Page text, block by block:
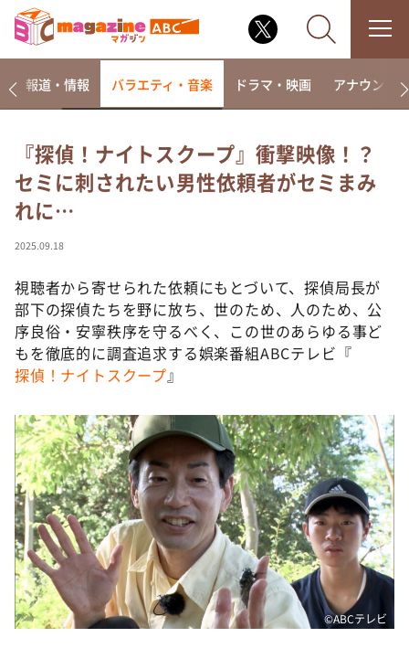
なるみ・岡村の過ぎるTV
相席食堂
これ余談なんですけど・・・
て真剣です
探偵！ナイトスクープ
news おかえり
河合＆A.B.C-Z塚田×福井アナ「なんでやねん！？」
（news おかえり）
DAIGOも台所 ～きょうの献立 何にする？～
本日はダイアンなり！シーズン２
朝だ！生です旅サラダ
教えて！ニュースライブ 正義のミカタ
ＬＩＦＥ～夢のカタチ～
新婚さんいらっしゃい！
ポツンと一軒家
報道・情報 バラエティ・音楽 ドラマ・映画 アナウンサー
『探偵！ナイトスクープ』衝撃映像！？
セミに刺されたい男性依頼者がセミまみ
れに…
2025.09.18
視聴者から寄せられた依頼にもとづいて、探偵局長が
部下の探偵たちを野に放ち、世のため、人のため、公
序良俗・安寧秩序を守るべく、この世のあらゆる事ど
もを徹底的に調査追求する娯楽番組ABCテレビ『
探偵！ナイトスクープ』
©️ABCテレビ